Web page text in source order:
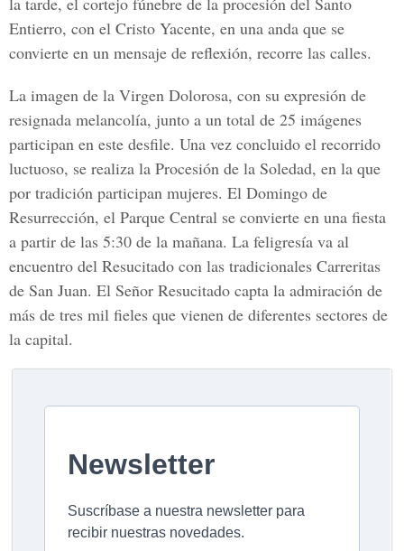
Entierro, con el Cristo Yacente, en una anda que se
convierte en un mensaje de reflexión, recorre las calles.
La imagen de la Virgen Dolorosa, con su expresión de
resignada melancolía, junto a un total de 25 imágenes
participan en este desfile. Una vez concluido el recorrido
luctuoso, se realiza la Procesión de la Soledad, en la que
por tradición participan mujeres. El Domingo de
Resurrección, el Parque Central se convierte en una fiesta
a partir de las 5:30 de la mañana. La feligresía va al
encuentro del Resucitado con las tradicionales Carreritas
de San Juan. El Señor Resucitado capta la admiración de
más de tres mil fieles que vienen de diferentes sectores de
la capital.